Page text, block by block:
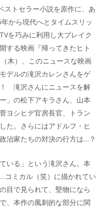
ストセラー小説を原作に、あ
から現代へとタイムスリッ
を巧みに利用し大ブレイク
する映画『帰ってきたヒト
木）、このニュースな映画
デルの滝沢カレンさんをゲ
滝沢さんにニュースを解
」の松下アキラさん、山本
ヨシヒデ官房長官、トラン
た。さらにはアドルフ・ヒ
治家たちの対決の行方は…？
いる」という滝沢さん。本
コミカル（笑）に描かれてい
目で見られて、堅物になら
、本作の風刺的な部分に関